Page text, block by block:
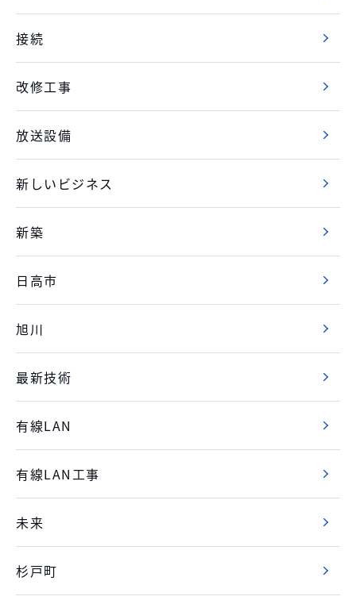
接続
改修工事
放送設備
新しいビジネス
新築
日高市
旭川
最新技術
有線LAN
有線LAN工事
未来
杉戸町